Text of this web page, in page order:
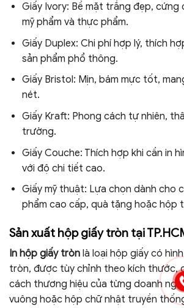
Giấy Ivory: Bề mặt trắng đẹp, cứng
mỹ phẩm và thực phẩm.
Giấy Duplex: Chi phí hợp lý, thích
sản phẩm phổ thông.
Giấy Bristol: Mịn, bám mực tốt,
nét.
Giấy Kraft: Phong cách tự nhiên,
trường.
Giấy Couche: Thích hợp khi cần in
với độ chi tiết cao.
Giấy mỹ thuật: Lựa chọn dành cho
phẩm cao cấp, quà tặng hoặc hộp
Sản xuất hộp giấy tròn tại
In hộp giấy tròn là loại hộp giấy có
tròn, được tùy chỉnh theo kích thước,
cách thương hiệu của từng doanh
vuông hoặc hộp chữ nhật truyền